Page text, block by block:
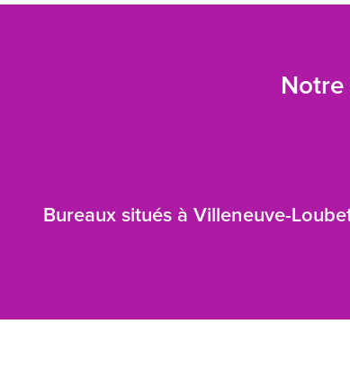
Bureaux situés à Villeneuve-